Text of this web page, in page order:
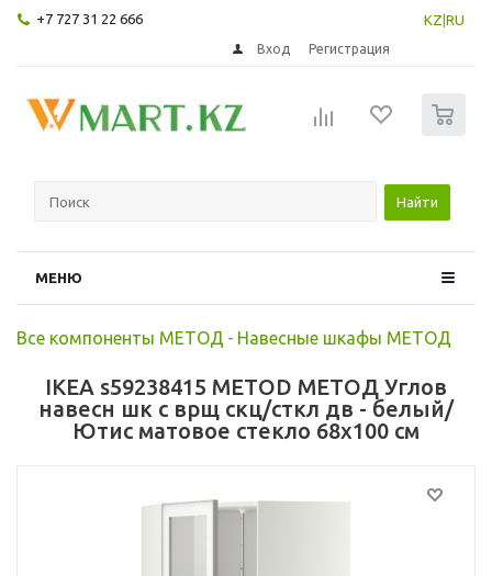
+7 727 31 22 666 KZ RU
Вход Регистрация
Найти
МЕНЮ
Все компоненты МЕТОД - Навесные шкафы МЕТОД
IKEA s59238415 METOD МЕТОД Углов
навесн шк с врщ скц/сткл дв - белый/
Ютис матовое стекло 68x100 см